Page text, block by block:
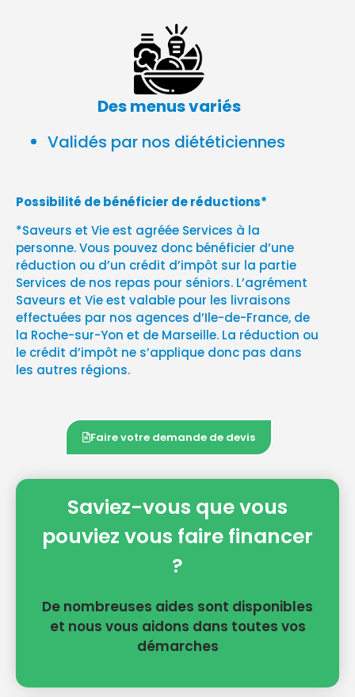
Des menus variés
Validés par nos diététiciennes
Possibilité de bénéficier de réductions*
*Saveurs et Vie est agréée Services à la
personne. Vous pouvez donc bénéficier d’une
réduction ou d’un crédit d’impôt sur la partie
Services de nos repas pour séniors. L’agrément
Saveurs et Vie est valable pour les livraisons
effectuées par nos agences d’Ile-de-France, de
la Roche-sur-Yon et de Marseille. La réduction ou
le crédit d’impôt ne s’applique donc pas dans
les autres régions.
Faire votre demande de devis
Saviez-vous que vous
pouviez vous faire financer
?
De nombreuses aides sont disponibles
et nous vous aidons dans toutes vos
démarches